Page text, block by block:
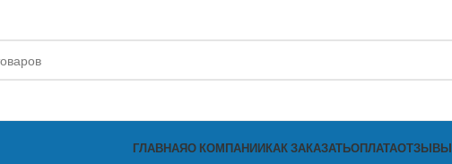
ГЛАВНАЯО КОМПАНИИКАК ЗАКАЗАТЬОПЛАТАОТЗЫВЫ